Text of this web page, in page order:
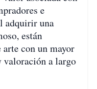
e
adquirir una
están
con un mayor
valoración a largo